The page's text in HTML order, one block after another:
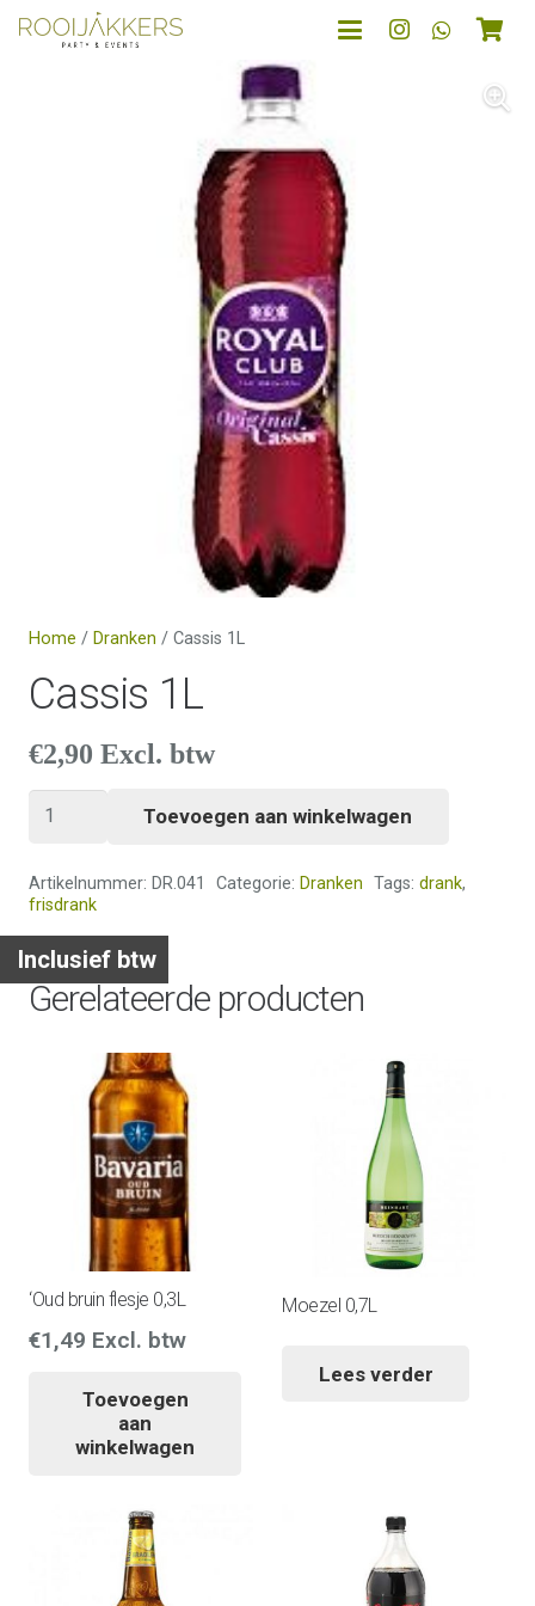
Inclusief btw
Home / Dranken / Cassis 1L
Cassis 1L
€2,90 Excl. btw
aantal
Toevoegen aan winkelwagen
Artikelnummer: DR.041 Categorie: Dranken Tags: drank,
frisdrank
Gerelateerde producten
‘Oud bruin flesje 0,3L
€1,49 Excl. btw
Toevoegen
aan
winkelwagen
Moezel 0,7L
Lees verder